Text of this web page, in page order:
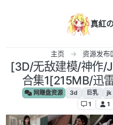
真紅
主页 资源发布
[3D/无敌建模/神作
合集1[215MB/迅
网赚盘资源 3d 巨乳 jk
1
1